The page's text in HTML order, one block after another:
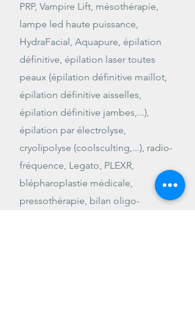
PRP, Vampire Lift, mésothérapie,
lampe led haute puissance,
HydraFacial, Aquapure, épilation
définitive, épilation laser toutes
peaux (épilation définitive maillot,
épilation définitive aisselles,
épilation définitive jambes,...),
épilation par électrolyse,
cryolipolyse (coolsculting,...), radio-
fréquence, Legato, PLEXR,
blépharoplastie médicale,
pressothérapie, bilan oligo-